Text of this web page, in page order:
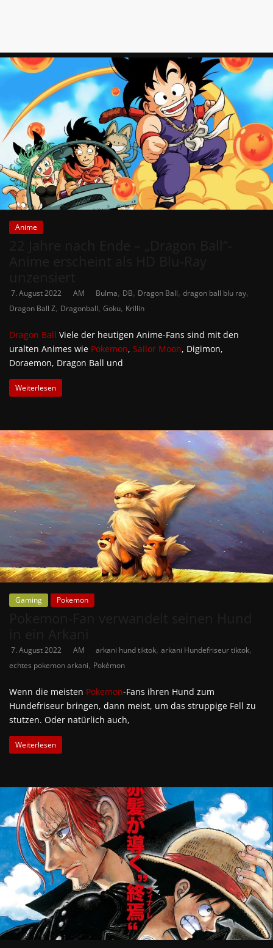
Anime
7. August 2022 AM Bulma, DB, Dragon Ball, dragon ball blu ray,
Dragon Ball Z, Dragonball, Goku, Krillin
Dragon Ball Viele der heutigen Anime-Fans sind mit den
uralten Animes wie Pokemon, Sailor Moon, Digimon,
Doraemon, Dragon Ball und
Weiterlesen
Gaming Pokemon
7. August 2022 AM arkani hund tiktok, arkani Hundefriseur tiktok,
echtes pokemon arkani, Pokémon
Wenn die meisten Pokemon-Fans ihren Hund zum
Hundefriseur bringen, dann meist, um das struppige Fell zu
stutzen. Oder natürlich auch,
Weiterlesen